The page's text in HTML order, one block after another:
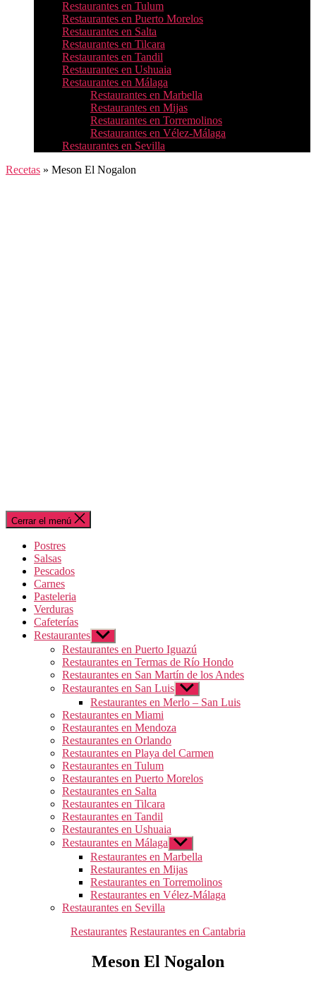
Restaurantes en Tulum
Restaurantes en Puerto Morelos
Restaurantes en Salta
Restaurantes en Tilcara
Restaurantes en Tandil
Restaurantes en Ushuaia
Restaurantes en Málaga
Restaurantes en Marbella
Restaurantes en Mijas
Restaurantes en Torremolinos
Restaurantes en Vélez-Málaga
Restaurantes en Sevilla
Recetas » Meson El Nogalon
Cerrar el menú
Postres
Salsas
Pescados
Carnes
Pasteleria
Verduras
Cafeterías
Restaurantes Mostrar
el
submenú
Restaurantes en Puerto Iguazú
Restaurantes en Termas de Río Hondo
Restaurantes en San Martín de los Andes
Restaurantes en San Luis Mostrar
el
submenú
Restaurantes en Merlo – San Luis
Restaurantes en Miami
Restaurantes en Mendoza
Restaurantes en Orlando
Restaurantes en Playa del Carmen
Restaurantes en Tulum
Restaurantes en Puerto Morelos
Restaurantes en Salta
Restaurantes en Tilcara
Restaurantes en Tandil
Restaurantes en Ushuaia
Restaurantes en Málaga Mostrar
el
submenú
Restaurantes en Marbella
Restaurantes en Mijas
Restaurantes en Torremolinos
Restaurantes en Vélez-Málaga
Restaurantes en Sevilla
Categorías
Restaurantes Restaurantes en Cantabria
Meson El Nogalon